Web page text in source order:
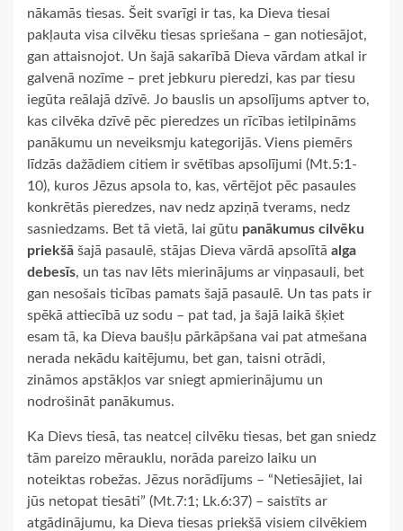
nākamās tiesas. Šeit svarīgi ir tas, ka Dieva tiesai
pakļauta visa cilvēku tiesas spriešana – gan notiesājot,
gan attaisnojot. Un šajā sakarībā Dieva vārdam atkal ir
galvenā nozīme – pret jebkuru pieredzi, kas par tiesu
iegūta reālajā dzīvē. Jo bauslis un apsolījums aptver to,
kas cilvēka dzīvē pēc pieredzes un rīcības ietilpināms
panākumu un neveiksmju kategorijās. Viens piemērs
līdzās dažādiem citiem ir svētības apsolījumi (Mt.5:1-
10), kuros Jēzus apsola to, kas, vērtējot pēc pasaules
konkrētās pieredzes, nav nedz apziņā tverams, nedz
sasniedzams. Bet tā vietā, lai gūtu panākumus cilvēku
priekšā šajā pasaulē, stājas Dieva vārdā apsolītā alga
debesīs, un tas nav lēts mierinājums ar viņpasauli, bet
gan nesošais ticības pamats šajā pasaulē. Un tas pats ir
spēkā attiecībā uz sodu – pat tad, ja šajā laikā šķiet
esam tā, ka Dieva baušļu pārkāpšana vai pat atmešana
nerada nekādu kaitējumu, bet gan, taisni otrādi,
zināmos apstākļos var sniegt apmierinājumu un
nodrošināt panākumus.
Ka Dievs tiesā, tas neatceļ cilvēku tiesas, bet gan sniedz
tām pareizo mērauklu, norāda pareizo laiku un
noteiktas robežas. Jēzus norādījums – “Netiesājiet, lai
jūs netopat tiesāti” (Mt.7:1; Lk.6:37) – saistīts ar
atgādinājumu, ka Dieva tiesas priekšā visiem cilvēkiem